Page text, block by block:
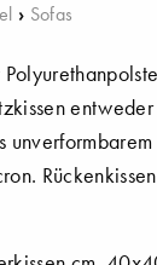
› Sofas